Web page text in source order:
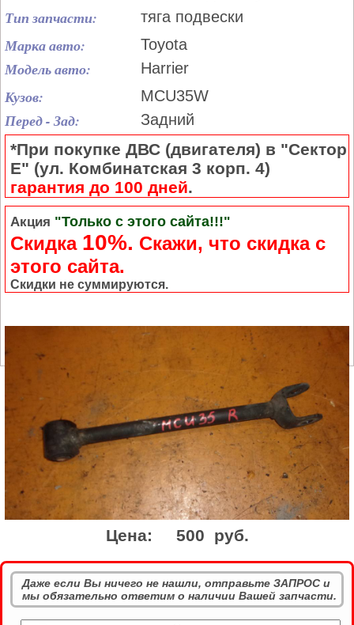
Тип запчасти: тяга подвески
Марка авто: Toyota
Модель авто: Harrier
Кузов: MCU35W
Перед - Зад: Задний
*При покупке ДВС (двигателя) в "Сектор
Е" (ул. Комбинатская 3 корп. 4)
гарантия до 100 дней.
Акция "Только с этого сайта!!!"
Скидка 10%. Cкажи, что скидка с
этого сайта.
Скидки не суммируются.
Цена: 500 руб.
Даже если Вы ничего не нашли, отправьте ЗАПРОС и
мы обязательно ответим о наличии Вашей запчасти.